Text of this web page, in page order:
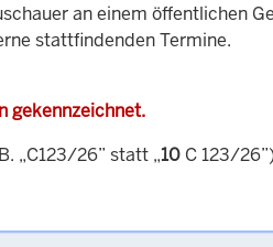
an einem öffentlichen
stattfindenden Termine.
gekennzeichnet.
„C123/26” statt „10 C 123/